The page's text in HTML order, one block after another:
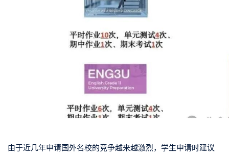
由于近几年申请国外名校的竞争越来越激烈，学生申请时建议